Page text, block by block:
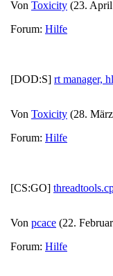
Von Toxicity (23.
Forum: Hilfe
[DOD:S] rt manager,
Von Toxicity (28.
Forum: Hilfe
[CS:GO]
Von pcace (22.
Forum: Hilfe